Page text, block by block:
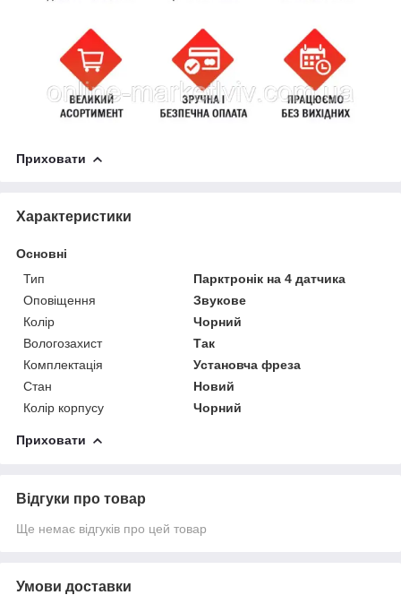
Приховати
Характеристики
Основні
Тип
Парктронік на 4 датчика
Оповіщення
Звукове
Колір
Чорний
Вологозахист
Так
Комплектація
Установча фреза
Стан
Новий
Колір корпусу
Чорний
Приховати
Відгуки про товар
Ще немає відгуків про цей товар
Умови доставки